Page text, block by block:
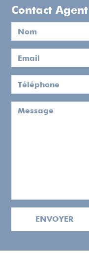
Contact Agent
ENVOYER